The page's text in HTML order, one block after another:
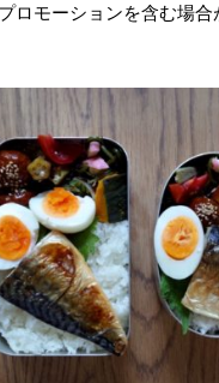
ロモーションを含む場合